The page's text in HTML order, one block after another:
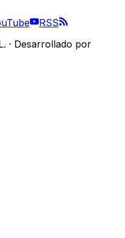
RSS
· Desarrollado por